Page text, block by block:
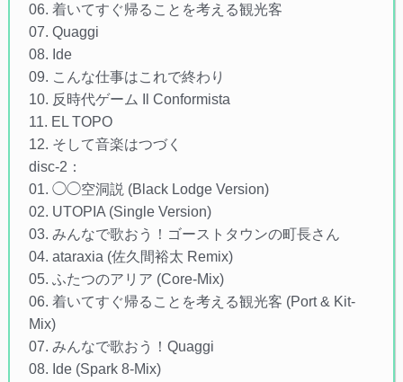
06. 着いてすぐ帰ることを考える観光客
07. Quaggi
08. Ide
09. こんな仕事はこれで終わり
10. 反時代ゲーム Il Conformista
11. EL TOPO
12. そして音楽はつづく
disc-2：
01. ◯◯空洞説 (Black Lodge Version)
02. UTOPIA (Single Version)
03. みんなで歌おう！ゴーストタウンの町長さん
04. ataraxia (佐久間裕太 Remix)
05. ふたつのアリア (Core-Mix)
06. 着いてすぐ帰ることを考える観光客 (Port & Kit-
Mix)
07. みんなで歌おう！Quaggi
08. Ide (Spark 8-Mix)